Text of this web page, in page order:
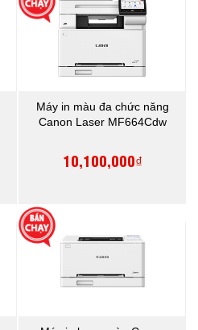
Máy in màu đa chức năng
Canon Laser MF664Cdw
10,100,000₫